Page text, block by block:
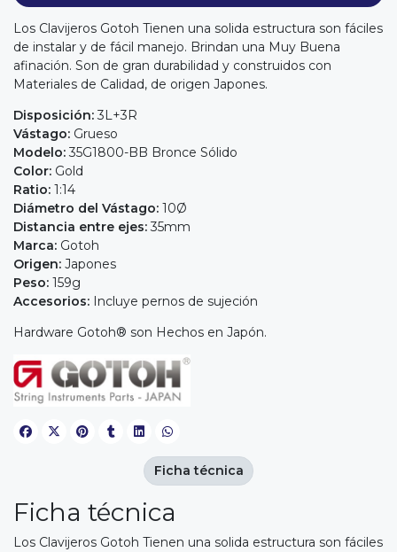
Los Clavijeros Gotoh Tienen una solida estructura son fáciles
de instalar y de fácil manejo. Brindan una Muy Buena
afinación. Son de gran durabilidad y construidos con
Materiales de Calidad, de origen Japones.
Disposición:3L+3R
Vástago: Grueso
Modelo:35G1800-BB Bronce Sólido
Color: Gold
Ratio: 1:14
Diámetro del Vástago: 10Ø
Distancia entre ejes:35mm
Marca: Gotoh
Origen: Japones
Peso: 159g
Accesorios: Incluye pernos de sujeción
Hardware Gotoh® son Hechos en Japón.
Ficha técnica
Los Clavijeros Gotoh Tienen una solida estructura son fáciles
Ficha técnica